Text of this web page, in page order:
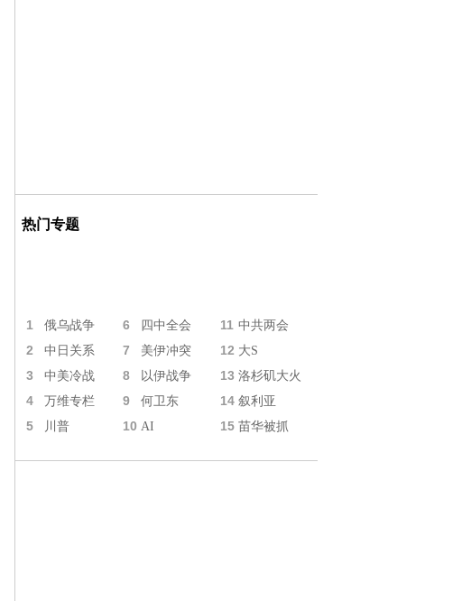
热门专题
1 俄乌战争 6 四中全会 11 中共两会
2 中日关系 7 美伊冲突 12 大S
3 中美冷战 8 以伊战争 13 洛杉矶大火
4 万维专栏 9 何卫东 14 叙利亚
5 川普 10 AI 15 苗华被抓